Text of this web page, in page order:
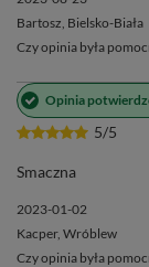
O Verde
autentyczności w
kameralnej
naturalny
się każdego dnia.
Bartosz, Bielsko-Biała
Czy opinia była
5/5
Opinia
Smaczna
2023-01-02
Kacper, Wróblew
Czy opinia była